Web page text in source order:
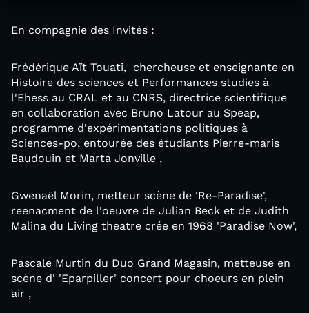
En compagnie des Invités :
Frédérique Aït Touati, chercheuse et enseignante en
Histoire des sciences et Performances studies à
l'Ehess au CRAL et au CNRS, directrice scientifique
en collaboration avec Bruno Latour au Speap,
programme d'expérimentations politiques à
Sciences-po, entourée des étudiants Pierre-maris
Baudouin et Marta Jonville ,
Gwenaël Morin, metteur scène de 'Re-Paradise',
reenacment de l'oeuvre de Julian Beck et de Judith
Malina du Living theatre crée en 1968 'Paradise Now',
Pascale Murtin du Duo Grand Magasin, metteuse en
scène d' 'Eparpiller' concert pour choeurs en plein
air ,